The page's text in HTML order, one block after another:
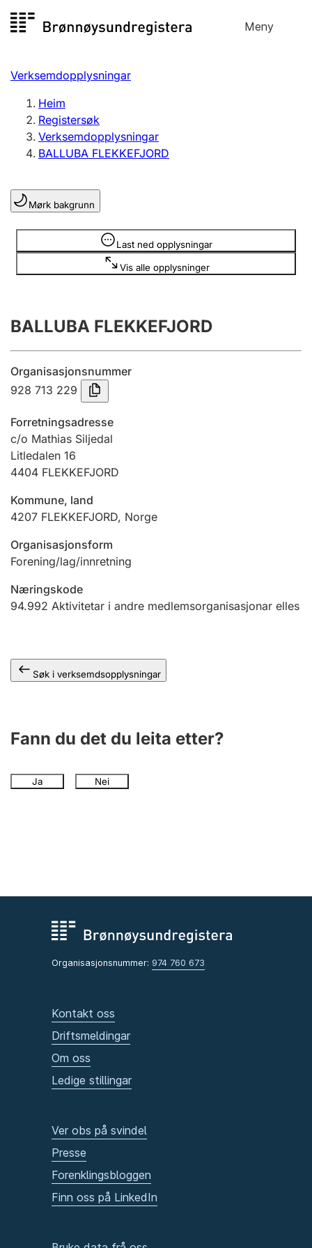
til
Meny
Registersøk
Aksjeselskap
Enkeltpersonføretak
Registrere, endre, slette
Lag og foreining
Registrere, endre, slette
Årsrekneskap
Innsending og forseinkingsgebyr
Tinglysing
Jeger
Betaling og jegeravgiftskort
Ektepaktrettleiaren
Verksemdopplysningar
Heim
Registersøk
Verksemdopplysningar
BALLUBA FLEKKEFJORD
Mørk bakgrunn
Last ned opplysningar
Vis alle opplysninger
Opplysninger er skjult
BALLUBA FLEKKEFJORD
Organisasjonsnummer
928 713 229
Forretningsadresse
c/o Mathias Siljedal
Litledalen 16
4404 FLEKKEFJORD
Kommune, land
4207 FLEKKEFJORD, Norge
Organisasjonsform
Forening/lag/innretning
Næringskode
94.992 Aktivitetar i andre medlemsorganisasjonar elles
Søk i verksemdsopplysningar
Fann du det du leita etter?
Ja Nei
Organisasjonsnummer: 974 760 673
Kontakt oss
Driftsmeldingar
Om oss
Ledige stillingar
Ver obs på svindel
Presse
Forenklingsbloggen
Finn oss på LinkedIn